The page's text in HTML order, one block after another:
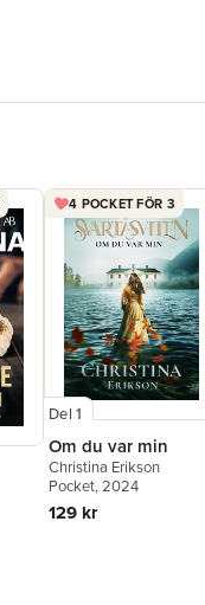
4 POCKET FÖR 3
Del 1
Om du var min
Christina Erikson
Pocket, 2024
129 kr